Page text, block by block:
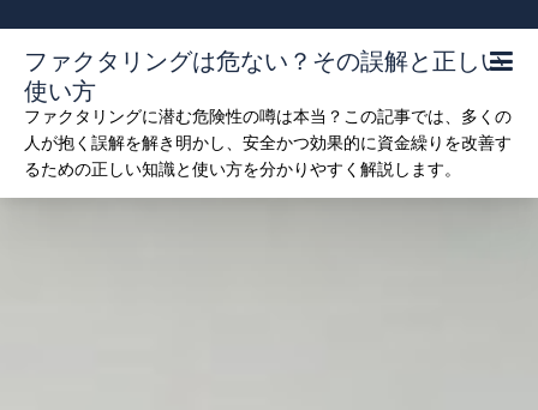
content
ファクタリングは危ない？その誤解と正しい
使い方
ファクタリングに潜む危険性の噂は本当？この記事では、多くの
人が抱く誤解を解き明かし、安全かつ効果的に資金繰りを改善す
るための正しい知識と使い方を分かりやすく解説します。